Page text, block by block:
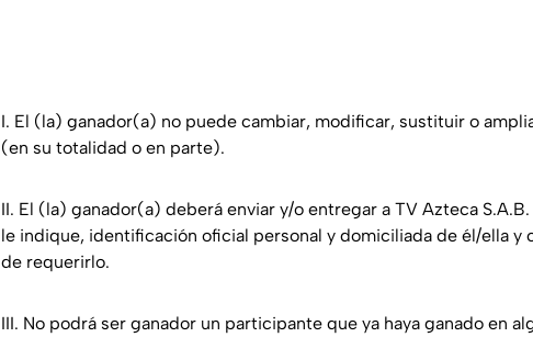
I. El (la) ganador(a) no puede cambiar, modificar, sustituir o
(en su totalidad o en parte).
II. El (la) ganador(a) deberá enviar y/o entregar a TV Azteca
le indique, identificación oficial personal y domiciliada de él/ella y
de requerirlo.
III. No podrá ser ganador un participante que ya haya ganado en